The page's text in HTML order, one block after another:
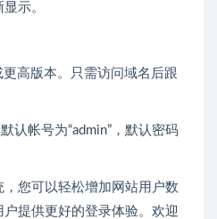
示。
高版本。只需访问域名后跟
认帐号为“admin”，默认密码
您可以轻松增加网站用户数
提供更好的登录体验。欢迎